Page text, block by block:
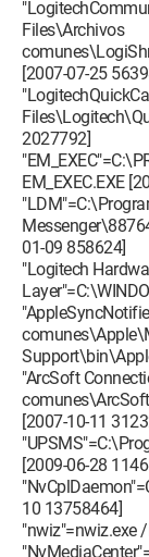
Files\Archivos
[2007-07-25
2027792]
EM_EXEC.EXE
01-09 858624]
"Logitech
"ArcSoft
[2007-10-11
[2009-06-28
10 13758464]
"nwiz"=nwiz.exe